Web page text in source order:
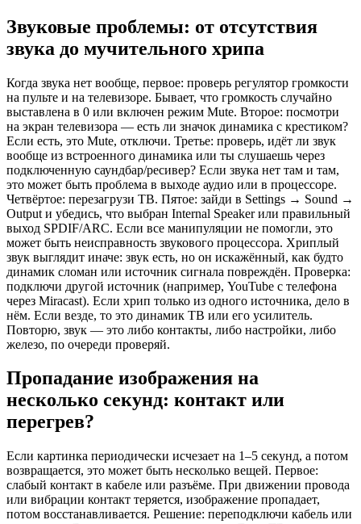
Звуковые проблемы: от отсутствия
звука до мучительного хрипа
Когда звука нет вообще, первое: проверь регулятор громкости
на пульте и на телевизоре. Бывает, что громкость случайно
выставлена в 0 или включен режим Mute. Второе: посмотри
на экран телевизора — есть ли значок динамика с крестиком?
Если есть, это Mute, отключи. Третье: проверь, идёт ли звук
вообще из встроенного динамика или ты слушаешь через
подключенную саундбар/ресивер? Если звука нет там и там,
это может быть проблема в выходе аудио или в процессоре.
Четвёртое: перезагрузи ТВ. Пятое: зайди в Settings → Sound →
Output и убедись, что выбран Internal Speaker или правильный
выход SPDIF/ARC. Если все манипуляции не помогли, это
может быть неисправность звукового процессора. Хриплый
звук выглядит иначе: звук есть, но он искажённый, как будто
динамик сломан или источник сигнала повреждён. Проверка:
подключи другой источник (например, YouTube с телефона
через Miracast). Если хрип только из одного источника, дело в
нём. Если везде, то это динамик ТВ или его усилитель.
Повторю, звук — это либо контакты, либо настройки, либо
железо, по очереди проверяй.
Пропадание изображения на
несколько секунд: контакт или
перегрев?
Если картинка периодически исчезает на 1–5 секунд, а потом
возвращается, это может быть несколько вещей. Первое:
слабый контакт в кабеле или разъёме. При движении провода
или вибрации контакт теряется, изображение пропадает,
потом восстанавливается. Решение: переподключи кабель или